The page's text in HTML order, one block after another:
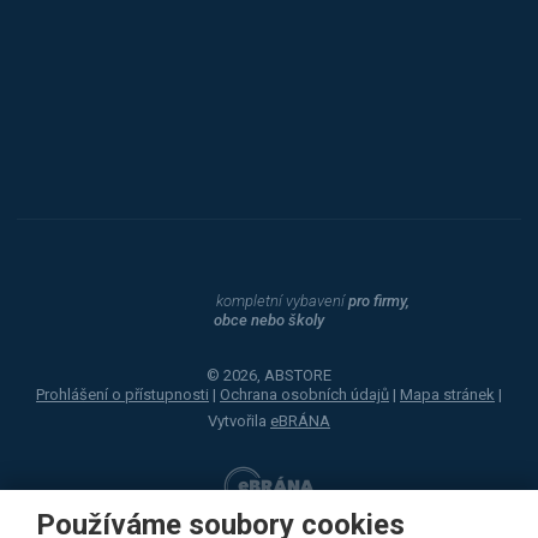
Používáme soubory cookies
kompletní vybavenípro firmy,
obce nebo školy
© 2026, ABSTORE
Prohlášení o přístupnosti | Ochrana osobních údajů | Mapa stránek |
Vytvořila eBRÁNA